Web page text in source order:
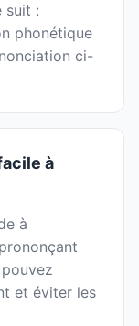
suit :
phonétique
ci-
à
à
et éviter les